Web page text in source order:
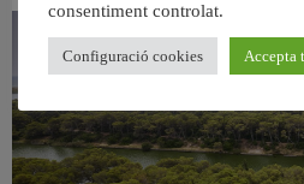
consentiment controlat.
Configuració cookies Accepta